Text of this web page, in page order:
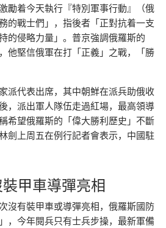
勵着今天執行『特別軍事行動』（俄
的戰士們」，指後者「正對抗着一支
的侵略力量」。普京強調俄羅斯的
他堅信俄軍在打「正義」之戰，「勝
派代表出席，其中朝鮮在派兵助俄收
，派出軍人隊伍走過紅場，最高領導
希望俄羅斯的「偉大勝利歷史」不斷
劍上周五在例行記者會表示，中國駐
甲車導彈亮相
沒有裝甲車或導彈亮相，俄羅斯國防
，今年閱兵只有士兵步操，最新軍備